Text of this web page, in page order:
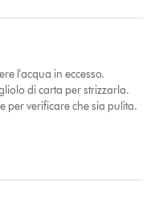
l'acqua in eccesso.
di carta per strizzarla.
per verificare che sia pulita.